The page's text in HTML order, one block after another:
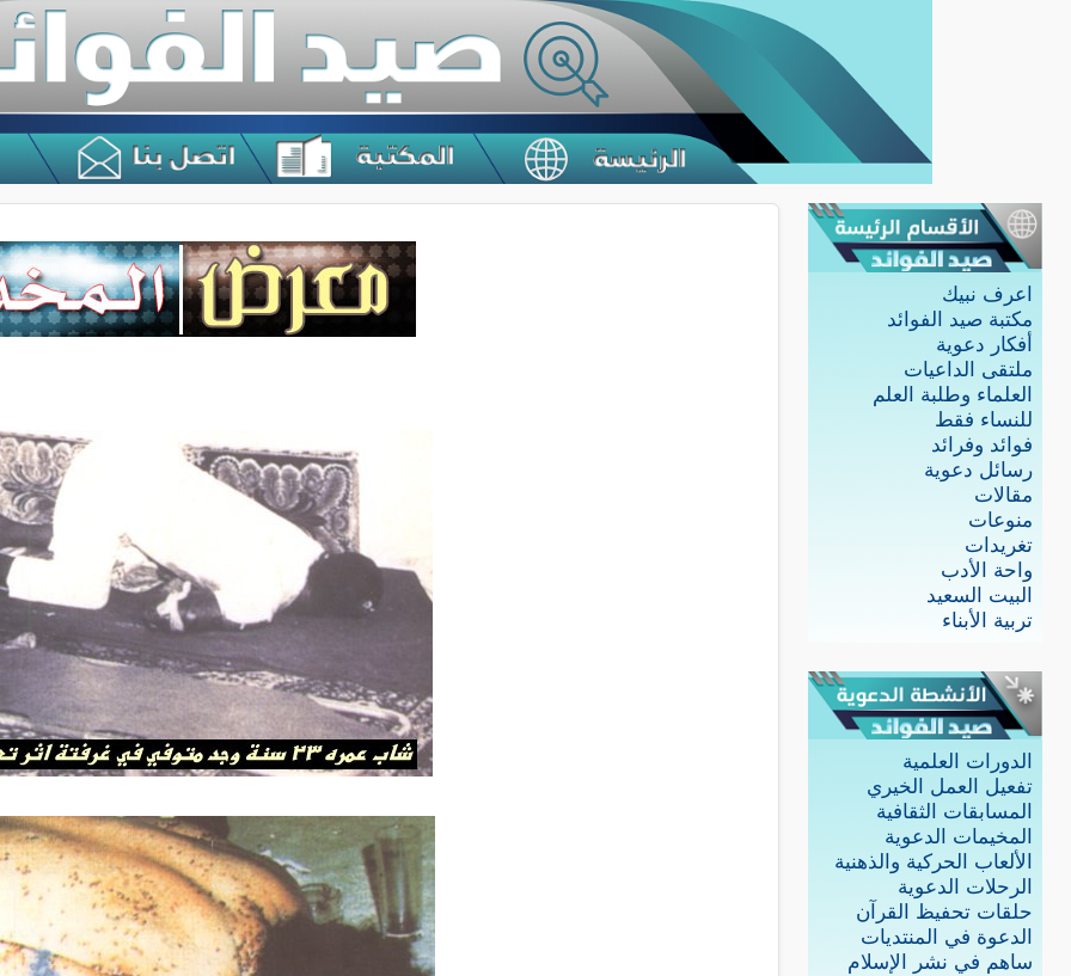
اعرف نبيك
مكتبة صيد الفوائد
أفكار دعوية
ملتقى الداعيات
العلماء وطلبة العلم
للنساء فقط
فوائد وفرائد
رسائل دعوية
مقالات
منوعات
تغريدات
واحة الأدب
البيت السعيد
تربية الأبناء
الدورات العلمية
تفعيل العمل الخيري
المسابقات الثقافية
المخيمات الدعوية
الألعاب الحركية والذهنية
الرحلات الدعوية
حلقات تحفيظ القرآن
الدعوة في المنتديات
ساهم في نشر الإسلام